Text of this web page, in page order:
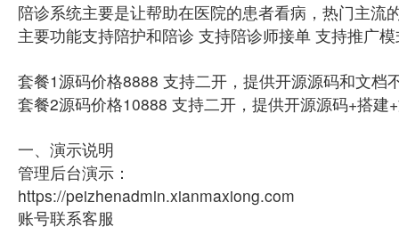
陪诊系统主要是让帮助在医院的患者看病，热门主流
主要功能支持陪护和陪诊 支持陪诊师接单 支持推广
套餐1源码价格8888 支持二开，提供开源源码和文档
套餐2源码价格10888 支持二开，提供开源源码+搭建
一、演示说明
管理后台演示：
https://peizhenadmin.xianmaxiong.com
账号联系客服